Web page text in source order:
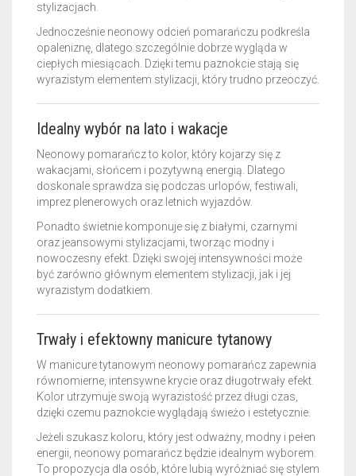
stylizacjach.
Jednocześnie neonowy odcień pomarańczu podkreśla
opaleniznę, dlatego szczególnie dobrze wygląda w
ciepłych miesiącach. Dzięki temu paznokcie stają się
wyrazistym elementem stylizacji, który trudno przeoczyć.
Idealny wybór na lato i wakacje
Neonowy pomarańcz to kolor, który kojarzy się z
wakacjami, słońcem i pozytywną energią. Dlatego
doskonale sprawdza się podczas urlopów, festiwali,
imprez plenerowych oraz letnich wyjazdów.
Ponadto świetnie komponuje się z białymi, czarnymi
oraz jeansowymi stylizacjami, tworząc modny i
nowoczesny efekt. Dzięki swojej intensywności może
być zarówno głównym elementem stylizacji, jak i jej
wyrazistym dodatkiem.
Trwały i efektowny manicure tytanowy
W manicure tytanowym neonowy pomarańcz zapewnia
równomierne, intensywne krycie oraz długotrwały efekt.
Kolor utrzymuje swoją wyrazistość przez długi czas,
dzięki czemu paznokcie wyglądają świeżo i estetycznie.
Jeżeli szukasz koloru, który jest odważny, modny i pełen
energii, neonowy pomarańcz będzie idealnym wyborem.
To propozycja dla osób, które lubią wyróżniać się stylem